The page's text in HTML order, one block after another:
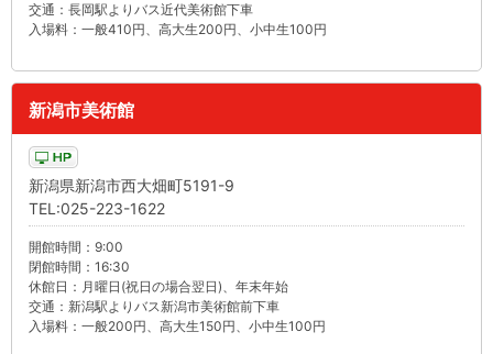
交通：長岡駅よりバス近代美術館下車
入場料：一般410円、高大生200円、小中生100円
新潟市美術館
新潟県新潟市西大畑町5191-9
TEL:025-223-1622
開館時間：9:00
閉館時間：16:30
休館日：月曜日(祝日の場合翌日)、年末年始
交通：新潟駅よりバス新潟市美術館前下車
入場料：一般200円、高大生150円、小中生100円